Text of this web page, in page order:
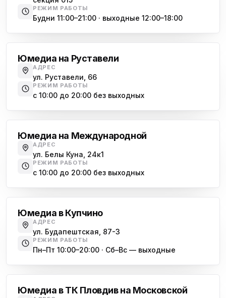
РЕЖИМ РАБОТЫ
Будни 11:00–21:00 · выходные 12:00–18:00
Юмедиа на Руставели
АДРЕС
ул. Руставели, 66
РЕЖИМ РАБОТЫ
с 10:00 до 20:00 без выходных
Юмедиа на Международной
АДРЕС
ул. Белы Куна, 24к1
РЕЖИМ РАБОТЫ
с 10:00 до 20:00 без выходных
Юмедиа в Купчино
АДРЕС
ул. Будапештская, 87-3
РЕЖИМ РАБОТЫ
Пн–Пт 10:00–20:00 · Сб–Вс — выходные
Юмедиа в ТК Пловдив на Московской